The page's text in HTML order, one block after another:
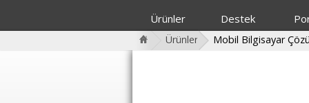
Ürünler Destek
Ürünler Mobil Bilgisayar